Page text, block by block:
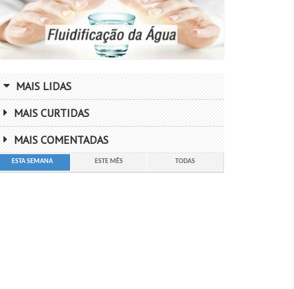
MAIS LIDAS
MAIS CURTIDAS
MAIS COMENTADAS
ESTA SEMANA ESTE MÊS TODAS